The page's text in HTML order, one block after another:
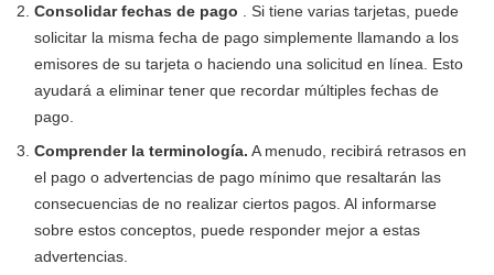
Consolidar fechas de pago . Si tiene varias tarjetas, puede
solicitar la misma fecha de pago simplemente llamando a los
emisores de su tarjeta o haciendo una solicitud en línea. Esto
ayudará a eliminar tener que recordar múltiples fechas de
pago.
Comprender la terminología. A menudo, recibirá retrasos en
el pago o advertencias de pago mínimo que resaltarán las
consecuencias de no realizar ciertos pagos. Al informarse
sobre estos conceptos, puede responder mejor a estas
advertencias.